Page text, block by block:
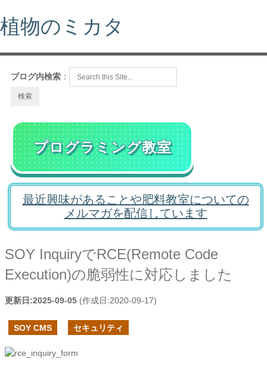
植物のミカタ
ブログ内検索 ：
プログラミング教室
最近興味があることや肥料教室についての
メルマガを配信しています
SOY InquiryでRCE(Remote Code
Execution)の脆弱性に対応しました
更新日:2025-09-05 (作成日:2020-09-17)
SOY CMS セキュリティ